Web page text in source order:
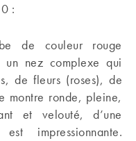
:
de couleur rouge
un nez complexe qui
de fleurs (roses), de
montre ronde, pleine,
et velouté, d’une
impressionnante.